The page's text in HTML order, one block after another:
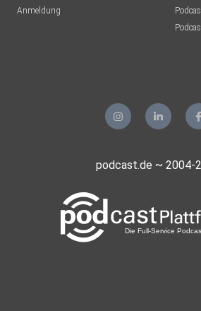
Anmeldung
podcast.de ~ 2004-